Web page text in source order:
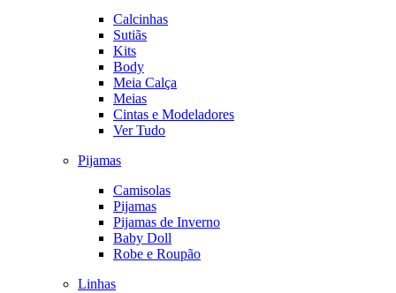
Calcinhas
Sutiãs
Kits
Body
Meia Calça
Meias
Cintas e Modeladores
Ver Tudo
Pijamas
Camisolas
Pijamas
Pijamas de Inverno
Baby Doll
Robe e Roupão
Linhas